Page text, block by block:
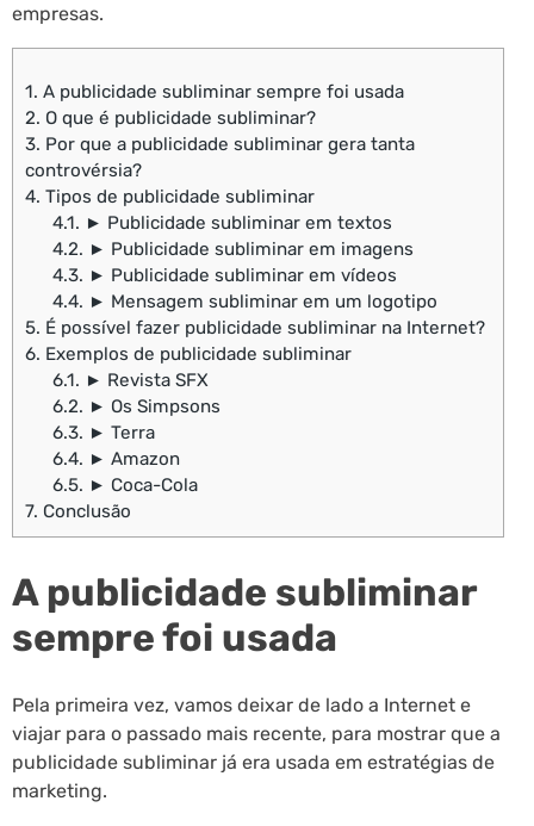
empresas.
1. A publicidade subliminar sempre foi usada
2. O que é publicidade subliminar?
3. Por que a publicidade subliminar gera tanta
controvérsia?
4. Tipos de publicidade subliminar
4.1. ► Publicidade subliminar em textos
4.2. ► Publicidade subliminar em imagens
4.3. ► Publicidade subliminar em vídeos
4.4. ► Mensagem subliminar em um logotipo
5. É possível fazer publicidade subliminar na Internet?
6. Exemplos de publicidade subliminar
6.1. ► Revista SFX
6.2. ► Os Simpsons
6.3. ► Terra
6.4. ► Amazon
6.5. ► Coca-Cola
7. Conclusão
A publicidade subliminar
sempre foi usada
Pela primeira vez, vamos deixar de lado a Internet e
viajar para o passado mais recente, para mostrar que a
publicidade subliminar já era usada em estratégias de
marketing.